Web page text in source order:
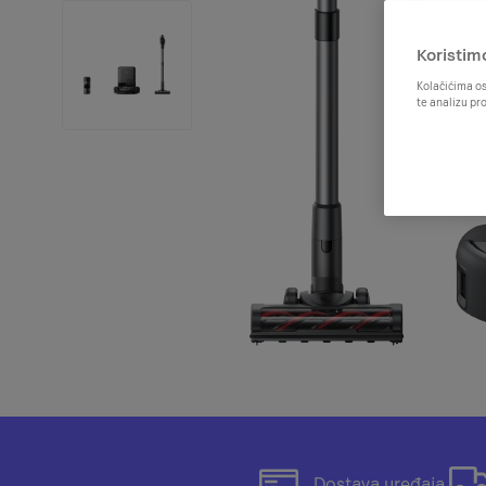
Kolačićima
te analizu